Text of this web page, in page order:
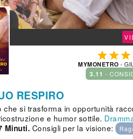

MYMONETRO -
3.11 -
RESPIRO
che si trasforma in opportunità
e humor sottile.
Minuti. Consigli per la visione: